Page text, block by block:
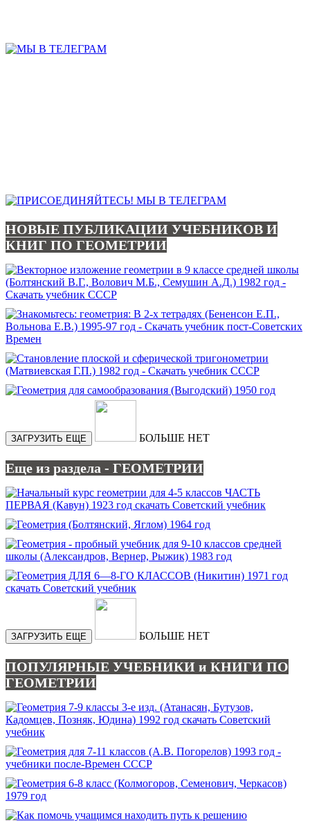
НОВЫЕ ПУБЛИКАЦИИ УЧЕБНИКОВ И
КНИГ ПО ГЕОМЕТРИИ
ЗАГРУЗИТЬ ЕЩЕ БОЛЬШЕ НЕТ
Еще из раздела - ГЕОМЕТРИИ
ЗАГРУЗИТЬ ЕЩЕ БОЛЬШЕ НЕТ
ПОПУЛЯРНЫЕ УЧЕБНИКИ и КНИГИ ПО
ГЕОМЕТРИИ